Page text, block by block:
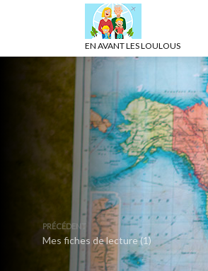
EN AVANT LES LOULOUS
PRÉCÉDENT
Mes fiches de lecture (1)